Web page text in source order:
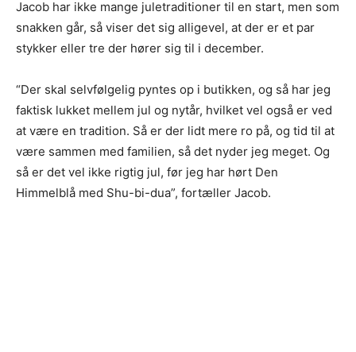
Jacob har ikke mange juletraditioner til en start, men som
snakken går, så viser det sig alligevel, at der er et par
stykker eller tre der hører sig til i december.
“Der skal selvfølgelig pyntes op i butikken, og så har jeg
faktisk lukket mellem jul og nytår, hvilket vel også er ved
at være en tradition. Så er der lidt mere ro på, og tid til at
være sammen med familien, så det nyder jeg meget. Og
så er det vel ikke rigtig jul, før jeg har hørt Den
Himmelblå med Shu-bi-dua”, fortæller Jacob.